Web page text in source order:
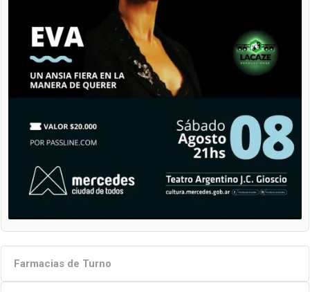
Farmacias de Turno